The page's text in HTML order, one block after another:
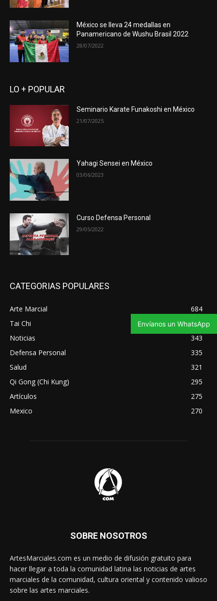
México se lleva 24 medallas en
Panamericano de Wushu Brasil 2022
28/07/2022
LO + POPULAR
Seminario Karate Funakoshi en México
21/07/2025
Yahagi Sensei en México
03/06/2023
Curso Defensa Personal
29/05/2022
CATEGORIAS POPULARES
Arte Marcial
684
Tai Chi
347
Noticias
343
Defensa Personal
335
Salud
321
Qi Gong (Chi Kung)
295
Artículos
275
Mexico
270
SOBRE NOSOTROS
ArtesMarciales.com es un medio de difusión gratuito para
hacer llegar a toda la comunidad latina las noticias de artes
marciales de la comunidad, cultura oriental y contenido valioso
sobre las artes marciales.
Envíanos un WhatsApp